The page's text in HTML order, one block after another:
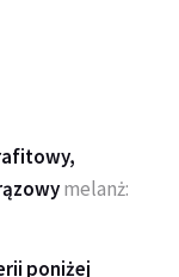
melanż:
poniżej